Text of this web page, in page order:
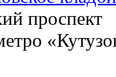
проспект